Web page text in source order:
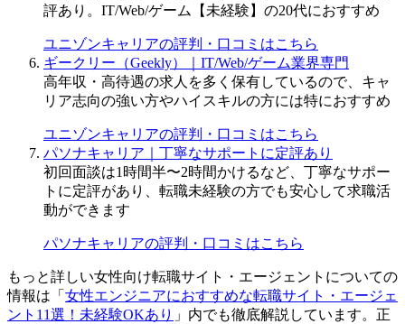
評あり。IT/Web/ゲーム【未経験】の20代におすすめ
ユニゾンキャリアの評判・口コミはこちら
ギークリー（Geekly）｜IT/Web/ゲーム業界専門
高年収・高待遇の求人を多く保有しているので、キャ
リア志向の強い方やハイスキルの方には特におすすめ
ユニゾンキャリアの評判・口コミはこちら
パソナキャリア｜丁寧なサポートに定評あり
初回面談は1時間半〜2時間かけるなど、丁寧なサポー
トに定評があり、転職未経験の方でも安心して求職活
動ができます
パソナキャリアの評判・口コミはこちら
もっと詳しい女性向け転職サイト・エージェントについての
情報は「 女性エンジニアにおすすめな転職サイト・エージェ
ント11選！未経験OKあり 」内でも徹底解説しています。正